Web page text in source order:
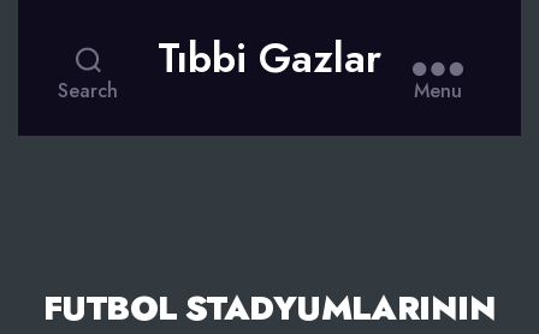
Search
Tıbbi Gazlar
Menu
FUTBOL STADYUMLARININ